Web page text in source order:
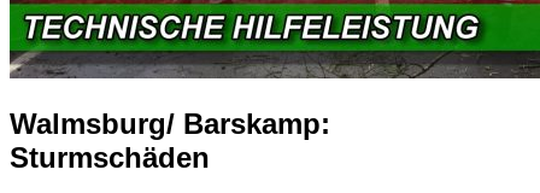
Walmsburg/ Barskamp:
Sturmschäden